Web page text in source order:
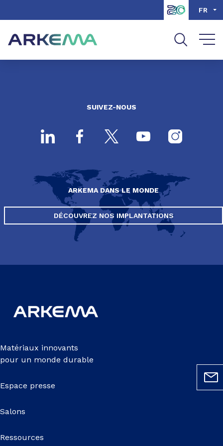
Aller à la recherche
FR
SUIVEZ-NOUS
ARKEMA DANS LE MONDE
DÉCOUVREZ NOS IMPLANTATIONS
Matériaux innovants
pour un monde durable
Espace presse
Salons
Ressources